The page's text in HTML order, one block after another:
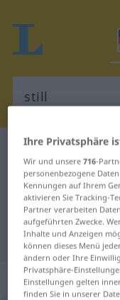
Deutsch-
Deutsch-
für "still"
"still"
„still“
Ihre Privatsphäre
Wir und unsere716-
personenbezogene
Kennungen auf Ihrem
aktivieren Sie Tracking-
Partner verarbeiten
aufgeführten Zwecke.
Inhalte und Anzeigen
können dieses Menü
ändern oder Ihre
Privatsphäre-
Einstellungen gelten
finden Sie in unserer